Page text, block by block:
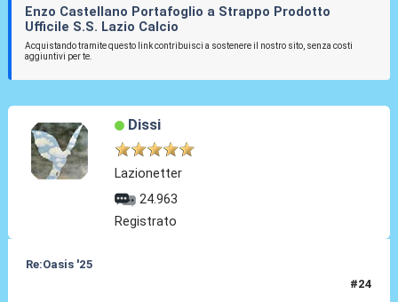
Enzo Castellano Portafoglio a Strappo Prodotto
Ufficile S.S. Lazio Calcio
Acquistando tramite questo link contribuisci a sostenere il nostro sito, senza costi
aggiuntivi per te.
Dissi
Lazionetter
24.963
Registrato
Re:Oasis '25
#24